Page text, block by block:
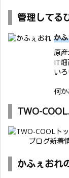
管理してる
か
原
IT
い
何
TWO-
ブログ新着
かふぇおれ